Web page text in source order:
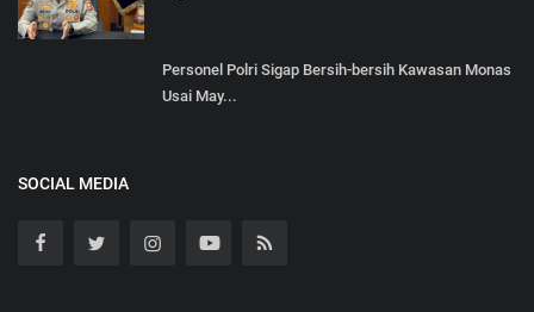
Personel Polri Sigap Bersih-bersih Kawasan Monas
Usai May...
SOCIAL MEDIA